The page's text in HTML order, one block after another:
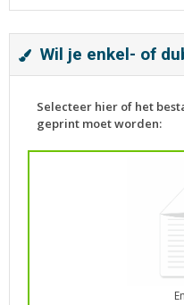
Wil je enkel- of
Selecteer hier of het
geprint moet worden: